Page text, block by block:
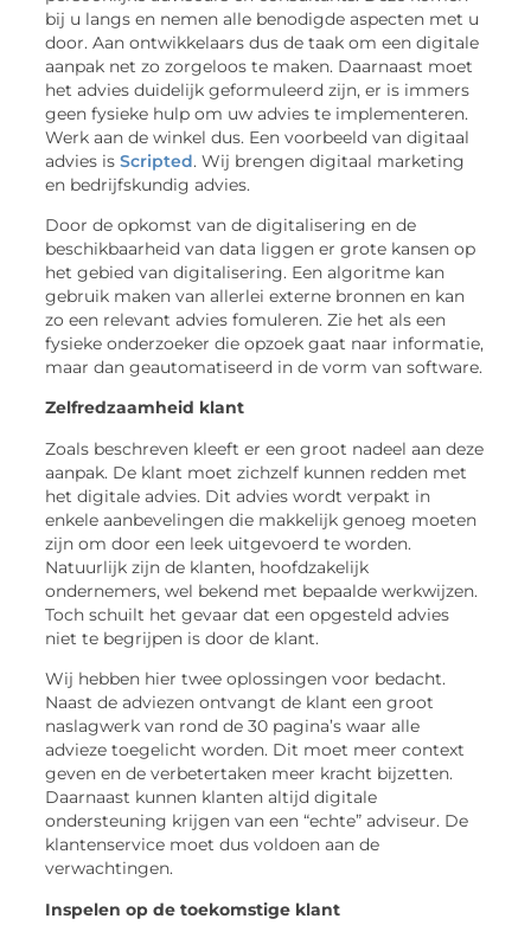
bij u langs en nemen alle benodigde aspecten met u
door. Aan ontwikkelaars dus de taak om een digitale
aanpak net zo zorgeloos te maken. Daarnaast moet
het advies duidelijk geformuleerd zijn, er is immers
geen fysieke hulp om uw advies te implementeren.
Werk aan de winkel dus. Een voorbeeld van digitaal
advies isScripted. Wij brengen digitaal marketing
en bedrijfskundig advies.
Door de opkomst van de digitalisering en de
beschikbaarheid van data liggen er grote kansen op
het gebied van digitalisering. Een algoritme kan
gebruik maken van allerlei externe bronnen en kan
zo een relevant advies fomuleren. Zie het als een
fysieke onderzoeker die opzoek gaat naar informatie,
maar dan geautomatiseerd in de vorm van software.
Zelfredzaamheid klant
Zoals beschreven kleeft er een groot nadeel aan deze
aanpak. De klant moet zichzelf kunnen redden met
het digitale advies. Dit advies wordt verpakt in
enkele aanbevelingen die makkelijk genoeg moeten
zijn om door een leek uitgevoerd te worden.
Natuurlijk zijn de klanten, hoofdzakelijk
ondernemers, wel bekend met bepaalde werkwijzen.
Toch schuilt het gevaar dat een opgesteld advies
niet te begrijpen is door de klant.
Wij hebben hier twee oplossingen voor bedacht.
Naast de adviezen ontvangt de klant een groot
naslagwerk van rond de 30 pagina’s waar alle
advieze toegelicht worden. Dit moet meer context
geven en de verbetertaken meer kracht bijzetten.
Daarnaast kunnen klanten altijd digitale
ondersteuning krijgen van een “echte” adviseur. De
klantenservice moet dus voldoen aan de
verwachtingen.
Inspelen op de toekomstige klant